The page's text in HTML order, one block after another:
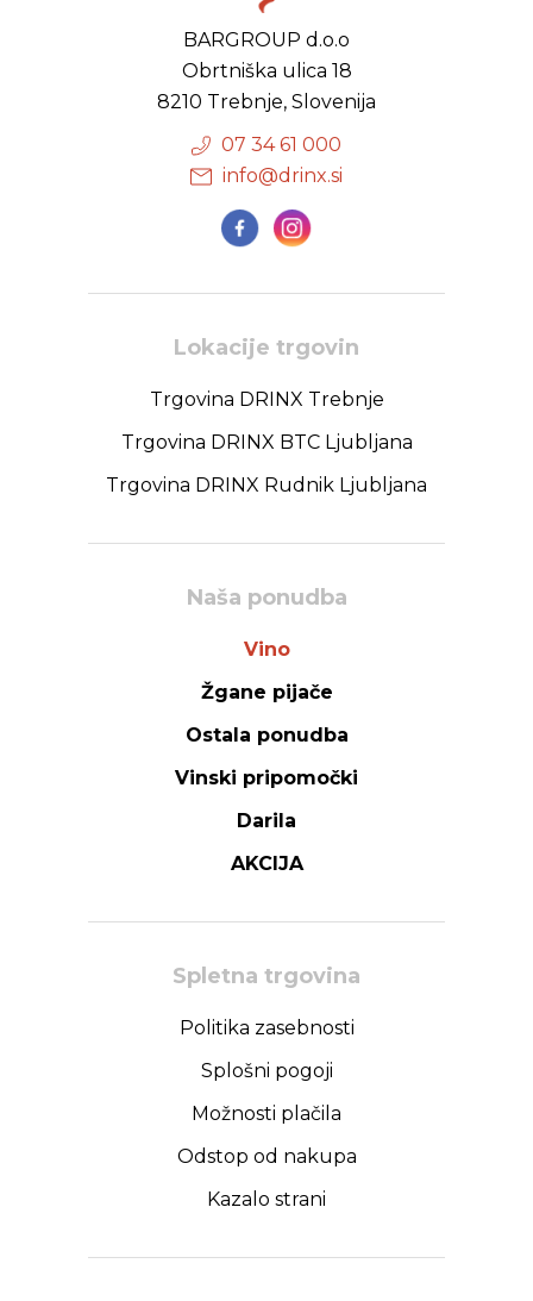
BARGROUP d.o.o
Obrtniška ulica 18
8210 Trebnje, Slovenija
07 34 61 000
info@drinx.si
Lokacije trgovin
Trgovina DRINX Trebnje
Trgovina DRINX BTC Ljubljana
Trgovina DRINX Rudnik Ljubljana
Naša ponudba
Vino
Žgane pijače
Ostala ponudba
Vinski pripomočki
Darila
AKCIJA
Spletna trgovina
Politika zasebnosti
Splošni pogoji
Možnosti plačila
Odstop od nakupa
Kazalo strani